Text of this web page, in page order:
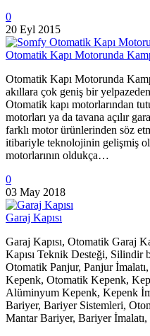
0
20 Eyl 2015
Otomatik Kapı Motorunda
Otomatik Kapı Motorunda
akıllara çok geniş bir
Otomatik kapı motorlarından
motorları ya da tavana açılır
farklı motor ürünlerinden söz
itibariyle teknolojinin gelişmiş
motorlarının oldukça…
0
03 May 2018
Garaj Kapısı
Garaj Kapısı, Otomatik Garaj
Kapısı Teknik Desteği, Silindir
Otomatik Panjur, Panjur
Kepenk, Otomatik Kepenk,
Alüminyum Kepenk, Kepenk
Bariyer, Bariyer Sistemleri,
Mantar Bariyer, Bariyer